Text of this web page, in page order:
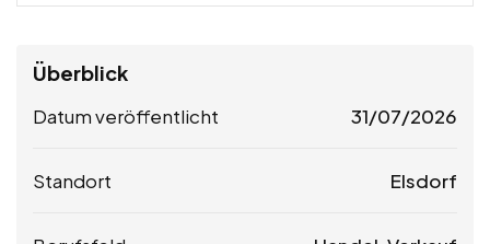
Überblick
Datum veröffentlicht 31/07/2026
Standort Elsdorf